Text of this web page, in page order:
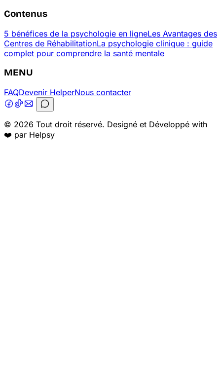
Contenus
5 bénéfices de la psychologie en ligneLes Avantages des
Centres de RéhabilitationLa psychologie clinique : guide
complet pour comprendre la santé mentale
MENU
FAQDevenir HelperNous contacter
© 2026 Tout droit réservé. Designé et Développé with
❤️ par Helpsy